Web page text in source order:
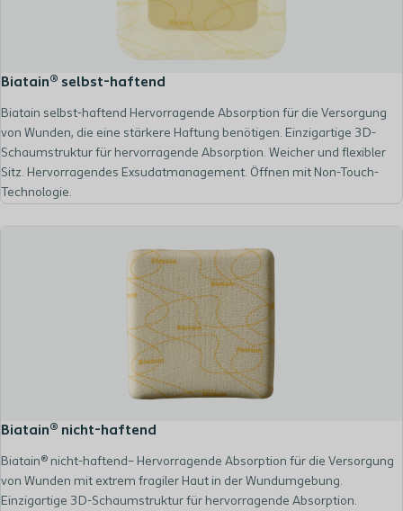
Biatain® selbst-haftend
Biatain selbst-haftend Hervorragende Absorption für die Versorgung
von Wunden, die eine stärkere Haftung benötigen. Einzigartige 3D-
Schaumstruktur für hervorragende Absorption. Weicher und flexibler
Sitz. Hervorragendes Exsudatmanagement. Öffnen mit Non-Touch-
Technologie.
Biatain® nicht-haftend
Biatain® nicht-haftend– Hervorragende Absorption für die Versorgung
von Wunden mit extrem fragiler Haut in der Wundumgebung.
Einzigartige 3D-Schaumstruktur für hervorragende Absorption.